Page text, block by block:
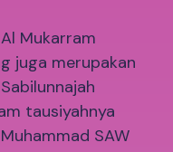
Mukarram
juga merupakan
tausiyahnya
SAW